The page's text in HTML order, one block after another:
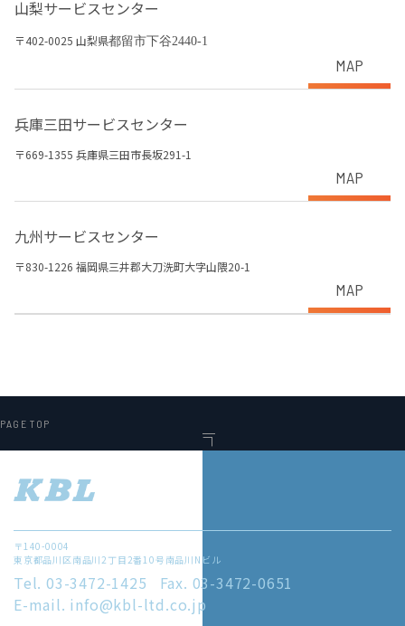
山梨サービスセンター
〒402-0025 山梨県都留市下谷2440-1
MAP
兵庫三田サービスセンター
〒669-1355 兵庫県三田市長坂291-1
MAP
九州サービスセンター
〒830-1226 福岡県三井郡大刀洗町大字山隈20-1
MAP
〒140-0004
東京都品川区南品川2丁目2番10号南品川Nビル
Tel. 03-3472-1425
Fax. 03-3472-0651
E-mail. info@kbl-ltd.co.jp
PAGE TOP